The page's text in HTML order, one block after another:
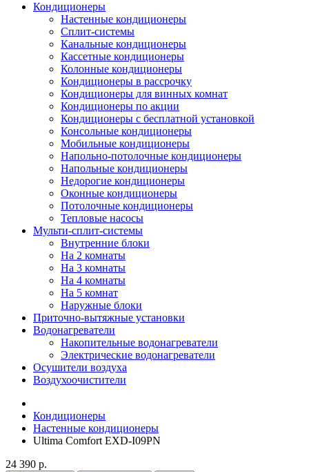
Кондиционеры
Настенные кондиционеры
Сплит-системы
Канальные кондиционеры
Кассетные кондиционеры
Колонные кондиционеры
Кондиционеры в рассрочку
Кондиционеры для винных комнат
Кондиционеры по акции
Кондиционеры с бесплатной установкой
Консольные кондиционеры
Мобильные кондиционеры
Напольно-потолочные кондиционеры
Напольные кондиционеры
Недорогие кондиционеры
Оконные кондиционеры
Потолочные кондиционеры
Тепловые насосы
Мульти-сплит-системы
Внутренние блоки
На 2 комнаты
На 3 комнаты
На 4 комнаты
На 5 комнат
Наружные блоки
Приточно-вытяжные установки
Водонагреватели
Накопительные водонагреватели
Электрические водонагреватели
Осушители воздуха
Воздухоочистители
Кондиционеры
Настенные кондиционеры
Ultima Comfort EXD-I09PN
24 390 р.